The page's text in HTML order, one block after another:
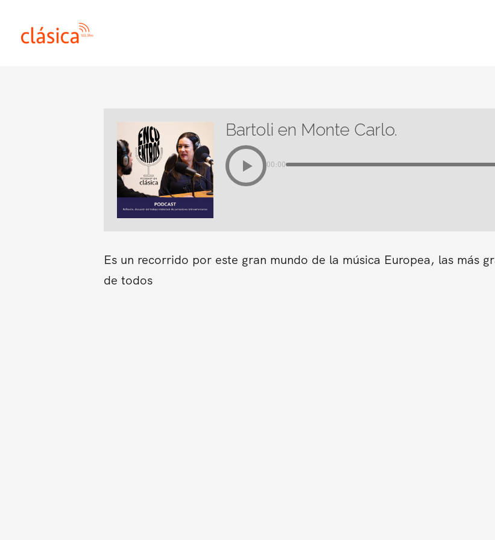
contenido
Bartoli en Monte Carlo.
00:00
Es un recorrido por este gran mundo de la música Europea, las más
de todos